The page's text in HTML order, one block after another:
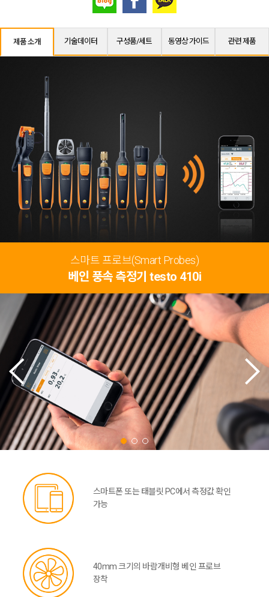
제품 소개 기술데이터 구성품/세트 동영상 가이드 관련 제품
스마트 프로브(Smart Probes)
베인 풍속 측정기 testo 410i
스마트폰 또는 태블릿 PC에서 측정값 확인
가능
40mm 크기의 바람개비형 베인 프로브
장착